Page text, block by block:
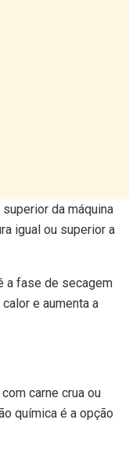
da máquina
igual ou superior a
a fase de secagem
e aumenta a
carne crua ou
química é a opção